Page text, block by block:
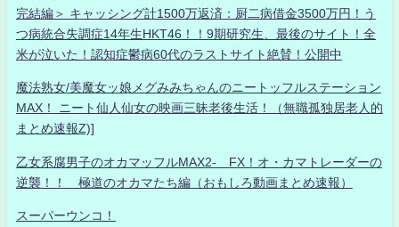
完結編＞ キャッシング計1500万返済：厨二病借金3500万円！う
つ病統合失調症14年生HKT46！！9期研究生、最後のサイト！全
米が泣いた！認知症鬱病60代のラストサイト絶賛！公開中
魔法熟女/美魔女ッ娘メグみみちゃんのニートッフルステーション
MAX！ ニート仙人仙女の映画三昧老後生活！（無職孤独居老人的
まとめ速報Z)]
乙女系腐男子のオカマッフルMAX2- FX！オ・カマトレーダーの
逆襲！！ 極道のオカマたち編（おもしろ動画まとめ速報）
スーパーウンコ！